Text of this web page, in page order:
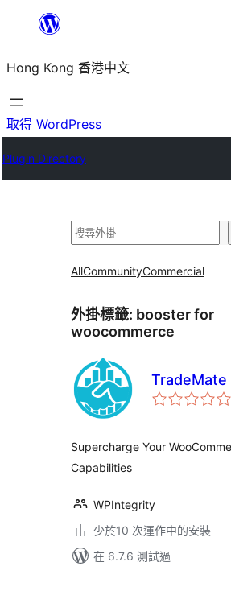
主
要
內
Hong Kong 香港中文
取得 WordPress
Plugin Directory
搜
AllCommunityCommercial
外掛標籤: booster for
woocommerce
TradeMate
Supercharge Your
Capabilities
WPIntegrity
少於10 次運作中的安裝
在 6.7.6 測試過